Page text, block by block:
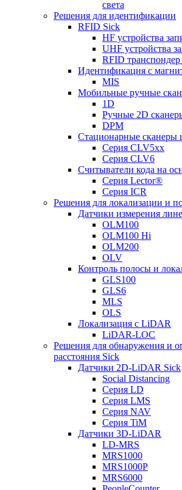
света
Решения для идентификации
RFID Sick
HF устройства
UHF устройства
RFID
Идентификация с
MIS
Мобильные ручные
1D
Ручные 2D
DPM
Стационарные сканеры
Серия CLV5xx
Серия CLV6
Считыватели кода на
Серия Lector®
Серия ICR
Решения для локализации и
Датчики измерения
OLM100
OLM100 Hi
OLM200
OLV
Контроль полосы и
GLS100
GLS6
MLS
OLS
Локализация с LiDAR
LiDAR-LOC
Решения для обнаружения и
расстояния Sick
Датчики 2D-LiDAR Sick
Social Distancing
Серия LD
Серия LMS
Серия NAV
Серия TiM
Датчики 3D-LiDAR
LD-MRS
MRS1000
MRS1000P
MRS6000